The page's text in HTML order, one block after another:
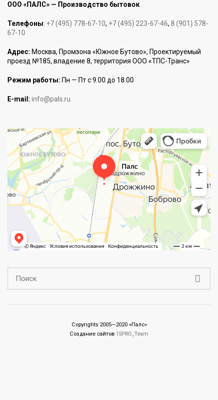
ООО «ПАЛС» — Производство бытовок
Телефоны: +7 (495) 778-67-10, +7 (495) 223-67-46, 8 (901) 578-
67-10
Адрес: Москва, Промзона «Южное Бутово», Проектируемый
проезд №185, владение 8, территория ООО «ТПС-Транс»
Режим работы: Пн — Пт с 9.00 до 18.00
E-mail: info@pals.ru
Copyrights 2005—2020 «Палс»
Создание сайтов 15PRO_Team